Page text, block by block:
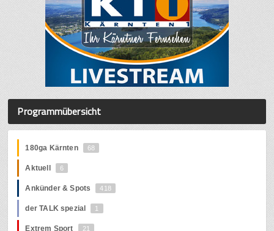
Programmübersicht
180ga Kärnten 68
Aktuell 6
Ankünder & Spots 418
der TALK spezial 1
Extrem Sport 21